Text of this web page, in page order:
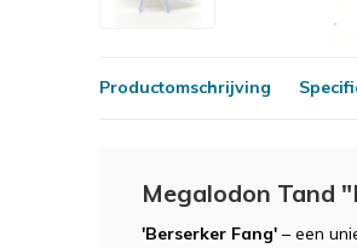
Productomschrijving
Megalodon Tand
'Berserker Fang' – een